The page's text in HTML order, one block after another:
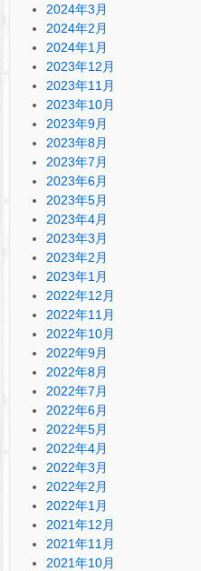
2024年3月
2024年2月
2024年1月
2023年12月
2023年11月
2023年10月
2023年9月
2023年8月
2023年7月
2023年6月
2023年5月
2023年4月
2023年3月
2023年2月
2023年1月
2022年12月
2022年11月
2022年10月
2022年9月
2022年8月
2022年7月
2022年6月
2022年5月
2022年4月
2022年3月
2022年2月
2022年1月
2021年12月
2021年11月
2021年10月